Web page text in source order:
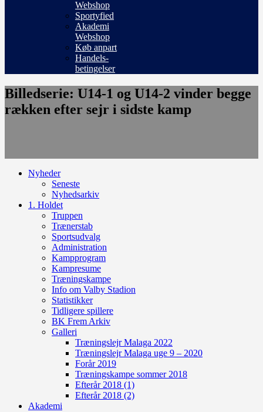
Webshop
Sportyfied
Akademi
Webshop
Køb anpart
Handels-
betingelser
Billedserie: U14-1 og U14-2 vinder begge
rækken efter sejr i sidste kamp
Nyheder
Seneste
Nyhedsarkiv
1. Holdet
Truppen
Trænerstab
Sportsudvalg
Administration
Kampprogram
Kampresume
Træningskampe
Info om Valby Stadion
Statistikker
Tidligere spillere
BK Frem Arkiv
Galleri
Træningslejr Malaga 2022
Træningslejr Malaga uge 9 – 2020
Forår 2019
Træningskampe sommer 2018
Efterår 2018 (1)
Efterår 2018 (2)
Akademi